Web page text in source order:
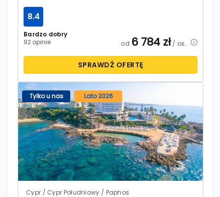
Bardzo dobry
92 opinie
8.4
od 6 784 zł/ os.
SPRAWDŹ OFERTĘ
Tylko u nas Lato 2026
Cypr / Cypr Południowy / Paphos